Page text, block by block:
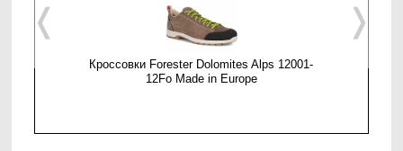
Кроссовки Forester Dolomites Alps 12001-
12Fo Made in Europe
❬ ❭